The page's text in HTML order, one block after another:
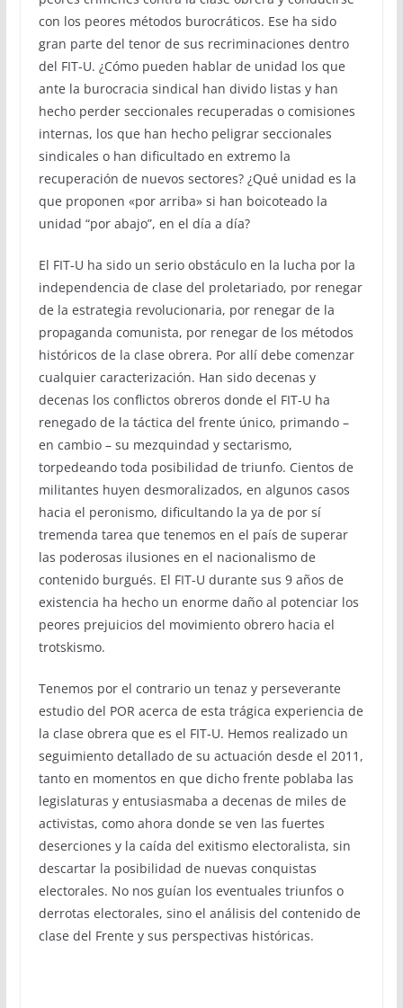
con los peores métodos burocráticos. Ese ha sido
gran parte del tenor de sus recriminaciones dentro
del FIT-U. ¿Cómo pueden hablar de unidad los que
ante la burocracia sindical han divido listas y han
hecho perder seccionales recuperadas o comisiones
internas, los que han hecho peligrar seccionales
sindicales o han dificultado en extremo la
recuperación de nuevos sectores? ¿Qué unidad es la
que proponen «por arriba» si han boicoteado la
unidad “por abajo”, en el día a día?
El FIT-U ha sido un serio obstáculo en la lucha por la
independencia de clase del proletariado, por renegar
de la estrategia revolucionaria, por renegar de la
propaganda comunista, por renegar de los métodos
históricos de la clase obrera. Por allí debe comenzar
cualquier caracterización. Han sido decenas y
decenas los conflictos obreros donde el FIT-U ha
renegado de la táctica del frente único, primando –
en cambio – su mezquindad y sectarismo,
torpedeando toda posibilidad de triunfo. Cientos de
militantes huyen desmoralizados, en algunos casos
hacia el peronismo, dificultando la ya de por sí
tremenda tarea que tenemos en el país de superar
las poderosas ilusiones en el nacionalismo de
contenido burgués. El FIT-U durante sus 9 años de
existencia ha hecho un enorme daño al potenciar los
peores prejuicios del movimiento obrero hacia el
trotskismo.
Tenemos por el contrario un tenaz y perseverante
estudio del POR acerca de esta trágica experiencia de
la clase obrera que es el FIT-U. Hemos realizado un
seguimiento detallado de su actuación desde el 2011,
tanto en momentos en que dicho frente poblaba las
legislaturas y entusiasmaba a decenas de miles de
activistas, como ahora donde se ven las fuertes
deserciones y la caída del exitismo electoralista, sin
descartar la posibilidad de nuevas conquistas
electorales. No nos guían los eventuales triunfos o
derrotas electorales, sino el análisis del contenido de
clase del Frente y sus perspectivas históricas.